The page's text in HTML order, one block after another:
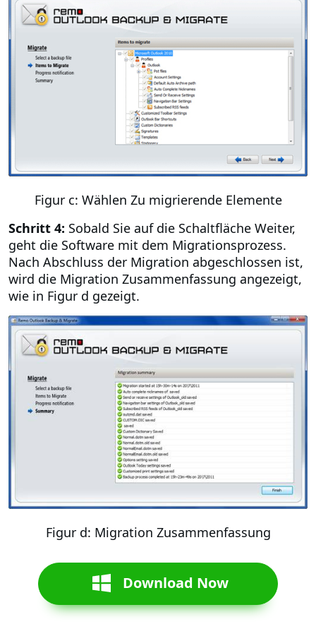
Figur c: Wählen Zu migrierende Elemente
Schritt 4: Sobald Sie auf die Schaltfläche Weiter,
geht die Software mit dem Migrationsprozess.
Nach Abschluss der Migration abgeschlossen ist,
wird die Migration Zusammenfassung angezeigt,
wie in Figur d gezeigt.
Figur d: Migration Zusammenfassung
Download Now